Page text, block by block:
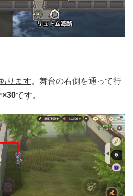
ります。舞台の右側を通って行
×30です。